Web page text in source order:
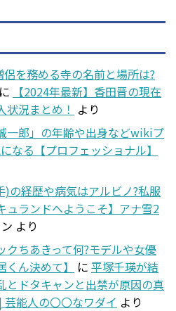
を務める寺の名前と場所は?
に
【2024年最新】香田晋の現在
況まとめ！ より
一郎」の年齢や出身などwikiプ
なる【プロフェッショナル】
)の経歴や病気はアルビノ?私服
ュランドへようこそ】アナ雪2
より
ちあきって何?モデルや女優
ん決めて】
に 平塚千瑛が結
とドタキャンと出禁が原因の真
能人の〇〇なワダイ より